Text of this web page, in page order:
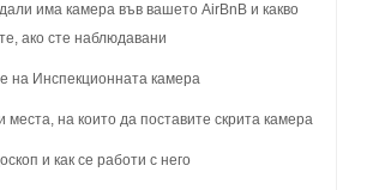
има камера във вашето AirBnB и какво
ако сте наблюдавани
на Инспекционната камера
места, на които да поставите скрита камера
и как се работи с него